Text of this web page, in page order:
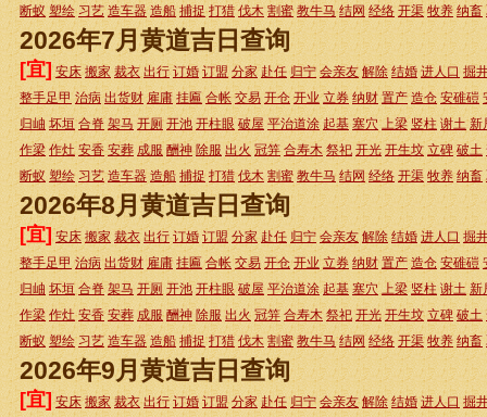
断蚁 塑绘 习艺 造车器 造船 捕捉 打猎 伐木 割蜜 教牛马 结网 经络 开渠 牧养 纳畜
2026年7月黄道吉日查询
[宜] 安床 搬家 裁衣 出行 订婚 订盟 分家 赴任 归宁 会亲友 解除 结婚 进人口 掘
整手足甲 治病 出货财 雇庸 挂匾 合帐 交易 开仓 开业 立券 纳财 置产 造仓 安碓磑
归岫 坏垣 合脊 架马 开厕 开池 开柱眼 破屋 平治道涂 起基 塞穴 上梁 竖柱 谢土 新
作梁 作灶 安香 安葬 成服 酬神 除服 出火 冠笄 合寿木 祭祀 开光 开生坟 立碑 破土
断蚁 塑绘 习艺 造车器 造船 捕捉 打猎 伐木 割蜜 教牛马 结网 经络 开渠 牧养 纳畜
2026年8月黄道吉日查询
[宜] 安床 搬家 裁衣 出行 订婚 订盟 分家 赴任 归宁 会亲友 解除 结婚 进人口 掘
整手足甲 治病 出货财 雇庸 挂匾 合帐 交易 开仓 开业 立券 纳财 置产 造仓 安碓磑
归岫 坏垣 合脊 架马 开厕 开池 开柱眼 破屋 平治道涂 起基 塞穴 上梁 竖柱 谢土 新
作梁 作灶 安香 安葬 成服 酬神 除服 出火 冠笄 合寿木 祭祀 开光 开生坟 立碑 破土
断蚁 塑绘 习艺 造车器 造船 捕捉 打猎 伐木 割蜜 教牛马 结网 经络 开渠 牧养 纳畜
2026年9月黄道吉日查询
[宜] 安床 搬家 裁衣 出行 订婚 订盟 分家 赴任 归宁 会亲友 解除 结婚 进人口 掘